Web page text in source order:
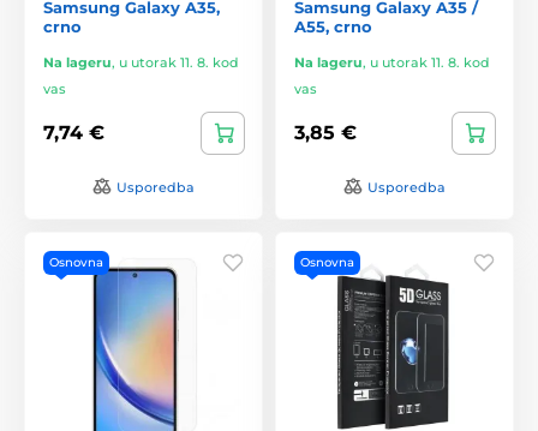
Samsung Galaxy A35,
crno
Na lageru, u utorak 11. 8. kod
vas
7,74 €
Usporedba
Samsung Galaxy A35 /
A55, crno
Na lageru, u utorak 11. 8. kod
vas
3,85 €
Usporedba
Osnovna Osnovna